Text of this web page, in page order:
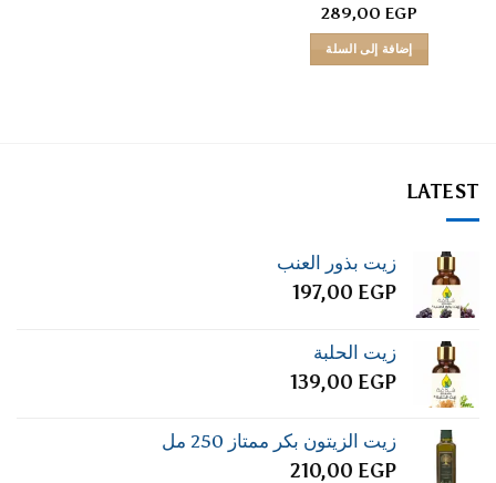
تم
من 5
289,00 EGP
إضافة إلى السلة
LATEST
زيت بذور العنب
197,00 EGP
زيت الحلبة
139,00 EGP
زيت الزيتون بكر ممتاز 250 مل
210,00 EGP